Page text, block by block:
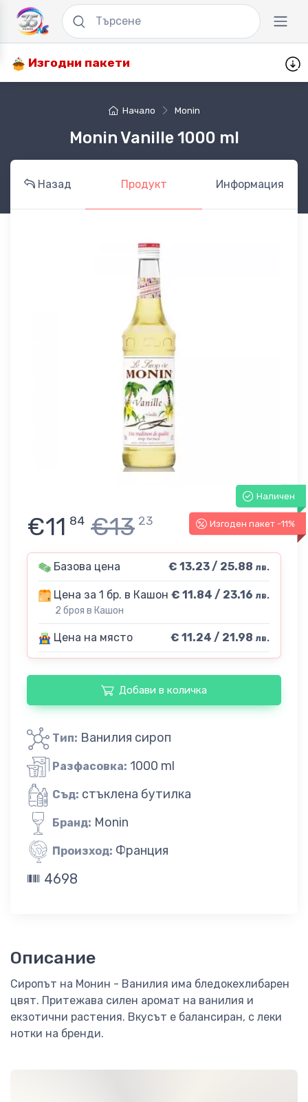
Изгодни пакети
Начало Monin
Monin Vanille 1000 ml
Назад Продукт Информация
Наличен
Изгоден пакет -11%
€11 84 €13 23
Базова цена € 13.23 / 25.88 лв.
Цена за 1 бр. в Кашон
2 броя в Кашон
€ 11.84 / 23.16 лв.
Цена на място € 11.24 / 21.98 лв.
Добави в количка
Тип: Ванилия сироп
Разфасовка: 1000 ml
Съд: стъклена бутилка
Бранд: Monin
Произход: Франция
4698
Описание
Сиропът на Монин - Ванилия има бледокехлибарен
цвят. Притежава силен аромат на ванилия и
екзотични растения. Вкусът е балансиран, с леки
нотки на бренди.